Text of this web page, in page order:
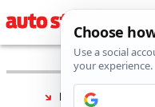
PRONAĐENO 9